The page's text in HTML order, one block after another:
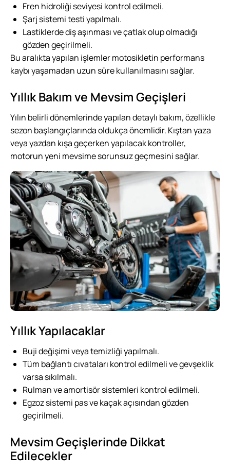
Fren hidroliği seviyesi kontrol edilmeli.
Şarj sistemi testi yapılmalı.
Lastiklerde diş aşınması ve çatlak olup olmadığı
gözden geçirilmeli.
Bu aralıkta yapılan işlemler motosikletin performans
kaybı yaşamadan uzun süre kullanılmasını sağlar.
Yıllık Bakım ve Mevsim Geçişleri
Yılın belirli dönemlerinde yapılan detaylı bakım, özellikle
sezon başlangıçlarında oldukça önemlidir. Kıştan yaza
veya yazdan kışa geçerken yapılacak kontroller,
motorun yeni mevsime sorunsuz geçmesini sağlar.
Yıllık Yapılacaklar
Buji değişimi veya temizliği yapılmalı.
Tüm bağlantı cıvataları kontrol edilmeli ve gevşeklik
varsa sıkılmalı.
Rulman ve amortisör sistemleri kontrol edilmeli.
Egzoz sistemi pas ve kaçak açısından gözden
geçirilmeli.
Mevsim Geçişlerinde Dikkat
Edilecekler